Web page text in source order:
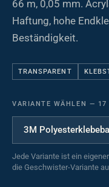
66 m, 0,05 mm.
Haftung, hohe
Beständigkeit.
TRANSPARENT
VARIANTE WÄHLEN — 17
Jede Variante ist ein
die Geschwister-Variante